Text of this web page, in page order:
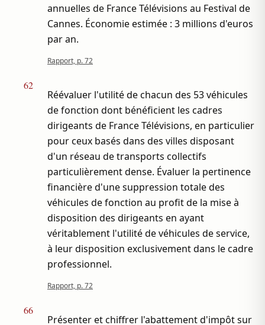
annuelles de France Télévisions au Festival de
Cannes. Économie estimée : 3 millions d'euros
par an.
Rapport, p. 72
62
Réévaluer l'utilité de chacun des 53 véhicules
de fonction dont bénéficient les cadres
dirigeants de France Télévisions, en particulier
pour ceux basés dans des villes disposant
d'un réseau de transports collectifs
particulièrement dense. Évaluer la pertinence
financière d'une suppression totale des
véhicules de fonction au profit de la mise à
disposition des dirigeants en ayant
véritablement l'utilité de véhicules de service,
à leur disposition exclusivement dans le cadre
professionnel.
Rapport, p. 72
66
Présenter et chiffrer l'abattement d'impôt sur